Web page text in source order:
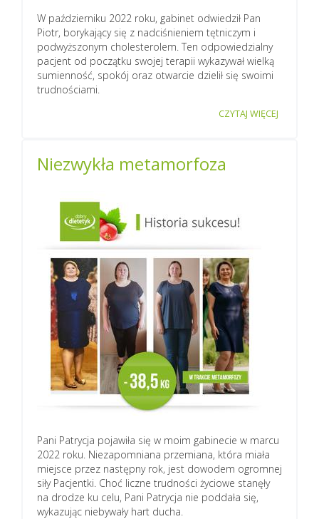
W październiku 2022 roku, gabinet odwiedził Pan
Piotr, borykający się z nadciśnieniem tętniczym i
podwyższonym cholesterolem. Ten odpowiedzialny
pacjent od początku swojej terapii wykazywał wielką
sumienność, spokój oraz otwarcie dzielił się swoimi
trudnościami.
CZYTAJ WIĘCEJ
Niezwykła metamorfoza
Pani Patrycja pojawiła się w moim gabinecie w marcu
2022 roku. Niezapomniana przemiana, która miała
miejsce przez następny rok, jest dowodem ogromnej
siły Pacjentki. Choć liczne trudności życiowe stanęły
na drodze ku celu, Pani Patrycja nie poddała się,
wykazując niebywały hart ducha.